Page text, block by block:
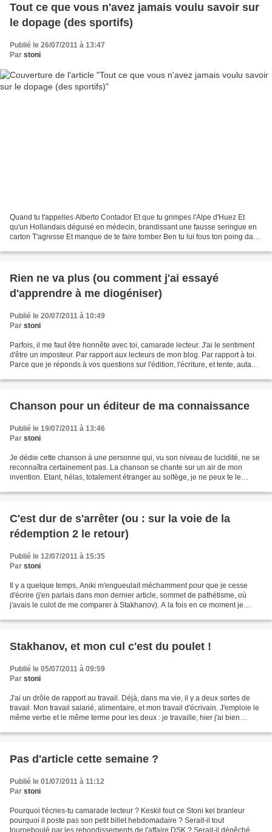
Tout ce que vous n'avez jamais voulu savoir sur
le dopage (des sportifs)
Publié le 26/07/2011 à 13:47
Par stoni
Quand tu t'appelles Alberto Contador Et que tu grimpes l'Alpe d'Huez Et
qu'un Hollandais déguisé en médecin, brandissant une fausse seringue en
carton T'agresse Et manque de te faire tomber Ben tu lui fous ton poing dans
Rien ne va plus (ou comment j'ai essayé
d'apprendre à me diogéniser)
Publié le 20/07/2011 à 10:49
Par stoni
Parfois, il me faut être honnête avec toi, camarade lecteur. J'ai le sentiment
d'être un imposteur. Par rapport aux lecteurs de mon blog. Par rapport à toi.
Parce que je réponds à vos questions sur l'édition, l'écriture, et tente, autant
Chanson pour un éditeur de ma connaissance
Publié le 19/07/2011 à 13:46
Par stoni
Je dédie cette chanson à une personne qui, vu son niveau de lucidité, ne se
reconnaîtra certainement pas. La chanson se chante sur un air de mon
invention. Etant, hélas, totalement étranger au solfège, je ne peux te le
C'est dur de s'arrêter (ou : sur la voie de la
rédemption 2 le retour)
Publié le 12/07/2011 à 15:35
Par stoni
Il y a quelque temps, Aniki m'engueulait méchamment pour que je cesse
d'écrire (j'en parlais dans mon dernier article, sommet de pathétisme, où
j'avais le culot de me comparer à Stakhanov). A la fois en ce moment je
Stakhanov, et mon cul c'est du poulet !
Publié le 05/07/2011 à 09:59
Par stoni
J'ai un drôle de rapport au travail. Déjà, dans ma vie, il y a deux sortes de
travail. Mon travail salarié, alimentaire, et mon travail d'écrivain. J'emploie le
même verbe et le même terme pour les deux : je travaille, hier j'ai bien
Pas d'article cette semaine ?
Publié le 01/07/2011 à 11:12
Par stoni
Pourquoi t'écries-tu camarade lecteur ? Keskil fout ce Stoni kel branleur
pourquoi il poste pas son petit billet hebdomadaire ? Serait-il tout
tourneboulé par les rebondissements de l'affaire DSK ? Serait-il dépêché à